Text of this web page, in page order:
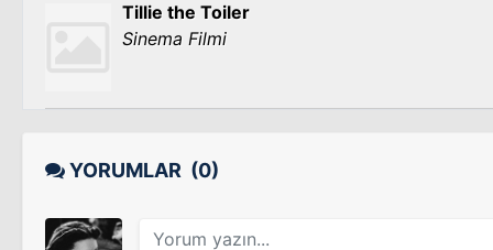
Tillie the Toiler
Sinema Filmi
YORUMLAR (0)